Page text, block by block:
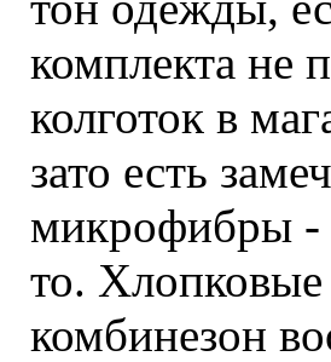
комплекта не
колготок в
зато есть
микрофибры -
то.
комбинезон